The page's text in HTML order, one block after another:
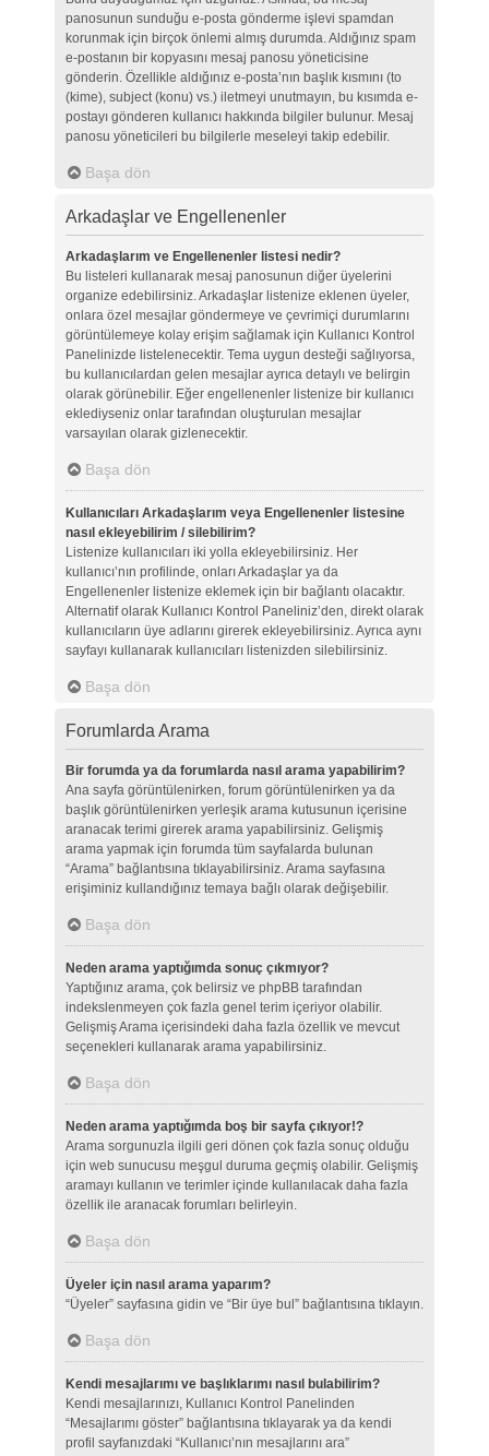
panosunun sunduğu e-posta gönderme işlevi spamdan
korunmak için birçok önlemi almış durumda. Aldığınız spam
e-postanın bir kopyasını mesaj panosu yöneticisine
gönderin. Özellikle aldığınız e-posta’nın başlık kısmını (to
(kime), subject (konu) vs.) iletmeyi unutmayın, bu kısımda e-
postayı gönderen kullanıcı hakkında bilgiler bulunur. Mesaj
panosu yöneticileri bu bilgilerle meseleyi takip edebilir.
Başa dön
Arkadaşlar ve Engellenenler
Arkadaşlarım ve Engellenenler listesi nedir?
Bu listeleri kullanarak mesaj panosunun diğer üyelerini
organize edebilirsiniz. Arkadaşlar listenize eklenen üyeler,
onlara özel mesajlar göndermeye ve çevrimiçi durumlarını
görüntülemeye kolay erişim sağlamak için Kullanıcı Kontrol
Panelinizde listelenecektir. Tema uygun desteği sağlıyorsa,
bu kullanıcılardan gelen mesajlar ayrıca detaylı ve belirgin
olarak görünebilir. Eğer engellenenler listenize bir kullanıcı
eklediyseniz onlar tarafından oluşturulan mesajlar
varsayılan olarak gizlenecektir.
Başa dön
Kullanıcıları Arkadaşlarım veya Engellenenler listesine
nasıl ekleyebilirim / silebilirim?
Listenize kullanıcıları iki yolla ekleyebilirsiniz. Her
kullanıcı’nın profilinde, onları Arkadaşlar ya da
Engellenenler listenize eklemek için bir bağlantı olacaktır.
Alternatif olarak Kullanıcı Kontrol Paneliniz’den, direkt olarak
kullanıcıların üye adlarını girerek ekleyebilirsiniz. Ayrıca aynı
sayfayı kullanarak kullanıcıları listenizden silebilirsiniz.
Başa dön
Forumlarda Arama
Bir forumda ya da forumlarda nasıl arama yapabilirim?
Ana sayfa görüntülenirken, forum görüntülenirken ya da
başlık görüntülenirken yerleşik arama kutusunun içerisine
aranacak terimi girerek arama yapabilirsiniz. Gelişmiş
arama yapmak için forumda tüm sayfalarda bulunan
“Arama” bağlantısına tıklayabilirsiniz. Arama sayfasına
erişiminiz kullandığınız temaya bağlı olarak değişebilir.
Başa dön
Neden arama yaptığımda sonuç çıkmıyor?
Yaptığınız arama, çok belirsiz ve phpBB tarafından
indekslenmeyen çok fazla genel terim içeriyor olabilir.
Gelişmiş Arama içerisindeki daha fazla özellik ve mevcut
seçenekleri kullanarak arama yapabilirsiniz.
Başa dön
Neden arama yaptığımda boş bir sayfa çıkıyor!?
Arama sorgunuzla ilgili geri dönen çok fazla sonuç olduğu
için web sunucusu meşgul duruma geçmiş olabilir. Gelişmiş
aramayı kullanın ve terimler içinde kullanılacak daha fazla
özellik ile aranacak forumları belirleyin.
Başa dön
Üyeler için nasıl arama yaparım?
“Üyeler” sayfasına gidin ve “Bir üye bul” bağlantısına tıklayın.
Başa dön
Kendi mesajlarımı ve başlıklarımı nasıl bulabilirim?
Kendi mesajlarınızı, Kullanıcı Kontrol Panelinden
“Mesajlarımı göster” bağlantısına tıklayarak ya da kendi
profil sayfanızdaki “Kullanıcı’nın mesajlarını ara”